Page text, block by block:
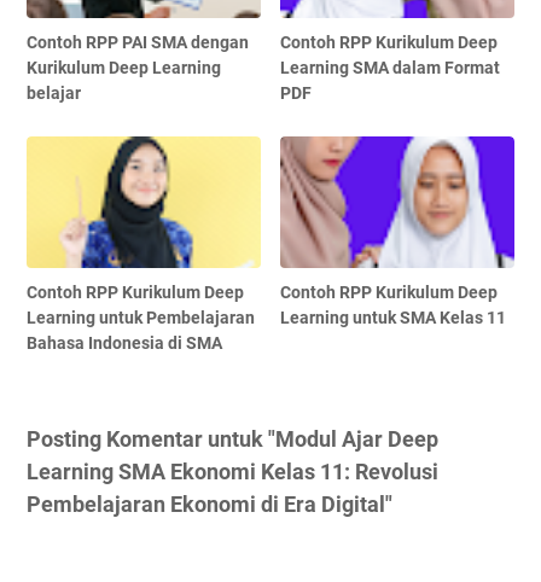
Contoh RPP PAI SMA dengan
Kurikulum Deep Learning
belajar
Contoh RPP Kurikulum Deep
Learning SMA dalam Format
PDF
Contoh RPP Kurikulum Deep
Learning untuk Pembelajaran
Bahasa Indonesia di SMA
Contoh RPP Kurikulum Deep
Learning untuk SMA Kelas 11
Posting Komentar untuk "Modul Ajar Deep
Learning SMA Ekonomi Kelas 11: Revolusi
Pembelajaran Ekonomi di Era Digital"